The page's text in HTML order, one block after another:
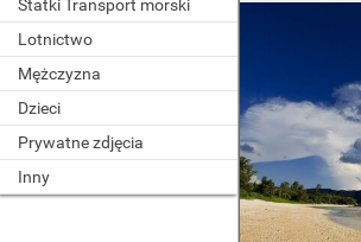
Statki Transport morski
Lotnictwo
Mężczyzna
Dzieci
Prywatne zdjęcia
Inny